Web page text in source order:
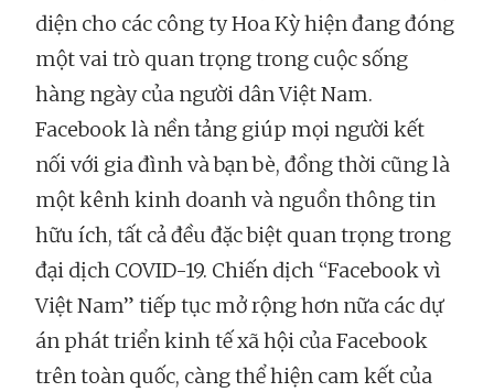
diện cho các công ty Hoa Kỳ hiện đang đóng
một vai trò quan trọng trong cuộc sống
hàng ngày của người dân Việt Nam.
Facebook là nền tảng giúp mọi người kết
nối với gia đình và bạn bè, đồng thời cũng là
một kênh kinh doanh và nguồn thông tin
hữu ích, tất cả đều đặc biệt quan trọng trong
đại dịch COVID-19. Chiến dịch “Facebook vì
Việt Nam” tiếp tục mở rộng hơn nữa các dự
án phát triển kinh tế xã hội của Facebook
trên toàn quốc, càng thể hiện cam kết của